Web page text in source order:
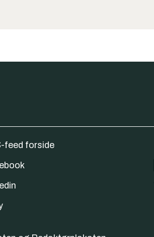
feed forside